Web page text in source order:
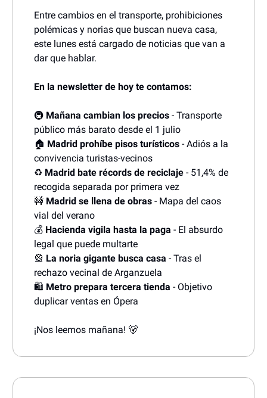
Entre cambios en el transporte, prohibiciones
polémicas y norias que buscan nueva casa,
este lunes está cargado de noticias que van a
dar que hablar.
En la newsletter de hoy te contamos:
🚇 Mañana cambian los precios - Transporte
público más barato desde el 1 julio
🏠 Madrid prohíbe pisos turísticos - Adiós a la
convivencia turistas-vecinos
♻️ Madrid bate récords de reciclaje - 51,4% de
recogida separada por primera vez
🚧 Madrid se llena de obras - Mapa del caos
vial del verano
💰 Hacienda vigila hasta la paga - El absurdo
legal que puede multarte
🎡 La noria gigante busca casa - Tras el
rechazo vecinal de Arganzuela
🛍️ Metro prepara tercera tienda - Objetivo
duplicar ventas en Ópera
¡Nos leemos mañana! 🐻